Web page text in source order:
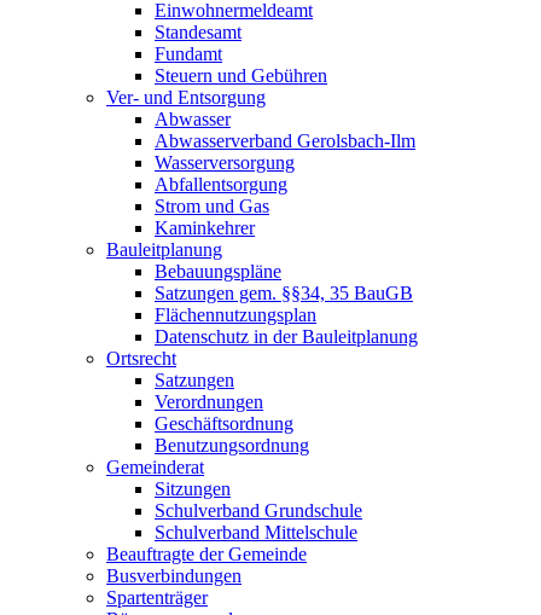
Einwohnermeldeamt
Standesamt
Fundamt
Steuern und Gebühren
Ver- und Entsorgung
Abwasser
Abwasserverband Gerolsbach-Ilm
Wasserversorgung
Abfallentsorgung
Strom und Gas
Kaminkehrer
Bauleitplanung
Bebauungspläne
Satzungen gem. §§34, 35 BauGB
Flächennutzungsplan
Datenschutz in der Bauleitplanung
Ortsrecht
Satzungen
Verordnungen
Geschäftsordnung
Benutzungsordnung
Gemeinderat
Sitzungen
Schulverband Grundschule
Schulverband Mittelschule
Beauftragte der Gemeinde
Busverbindungen
Spartenträger